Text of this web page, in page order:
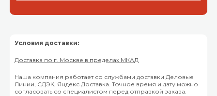
Условия доставки:
Доставка по г. Москве в пределах МКАД
Наша компания работает со службами доставки Деловые
Линии, СДЭК, Яндекс Доставка. Точное время и дату можно
согласовать со специалистом перед отправкой заказа.